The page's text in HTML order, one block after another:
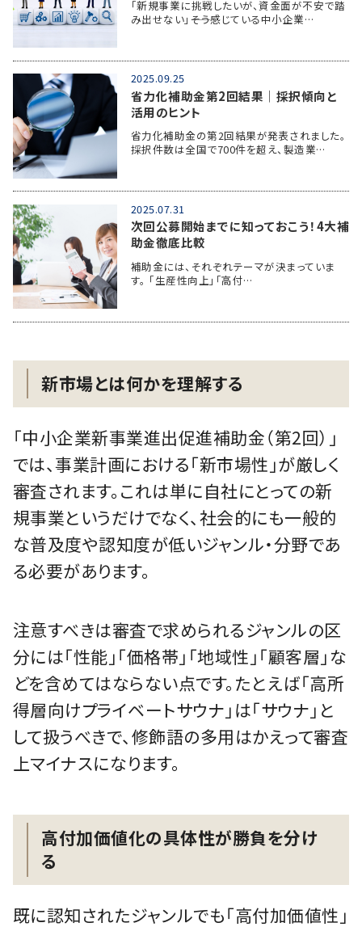
「新規事業に挑戦したいが、資金面が不安で踏
み出せない」――そう感じている中小企業…
2025.09.25
省力化補助金第2回結果│採択傾向と
活用のヒント
省力化補助金の第2回結果が発表されました。
採択件数は全国で700件を超え、製造業…
2025.07.31
次回公募開始までに知っておこう！4大補
助金徹底比較
補助金には、それぞれテーマが決まっていま
す。 「生産性向上」「高付…
新市場とは何かを理解する
「中小企業新事業進出促進補助金（第2回）」
では、事業計画における「新市場性」が厳しく
審査されます。これは単に自社にとっての新
規事業というだけでなく、社会的にも一般的
な普及度や認知度が低いジャンル・分野であ
る必要があります。
注意すべきは審査で求められるジャンルの区
分には「性能」「価格帯」「地域性」「顧客層」な
どを含めてはならない点です。たとえば「高所
得層向けプライベートサウナ」は「サウナ」と
して扱うべきで、修飾語の多用はかえって審査
上マイナスになります。
高付加価値化の具体性が勝負を分け
る
既に認知されたジャンルでも「高付加価値性」